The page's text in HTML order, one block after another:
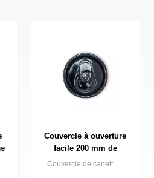
Couvercle à ouverture
facile 200 mm de
diamètre, extrémité
Couvercle de canette en aluminium noir de 200 mm de diamètre, à ouverture facile, au prix d'usine.